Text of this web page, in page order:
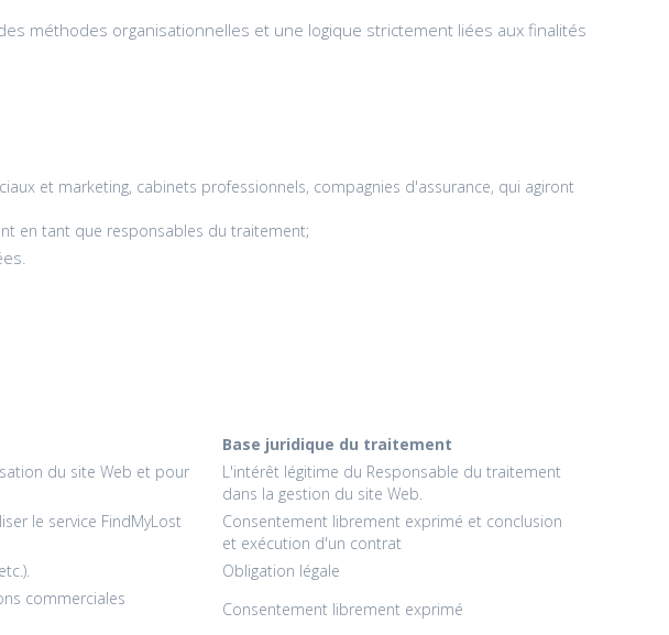
méthodes organisationnelles et une logique strictement liées aux finalités
et marketing, cabinets professionnels, compagnies d'assurance, qui agiront
en tant que responsables du traitement;
Base juridique du traitement
du site Web et pour
L'intérêt légitime du Responsable du traitement
dans la gestion du site Web.
le service FindMyLost
Consentement librement exprimé et conclusion
et exécution d'un contrat
Obligation légale
commerciales
Consentement librement exprimé